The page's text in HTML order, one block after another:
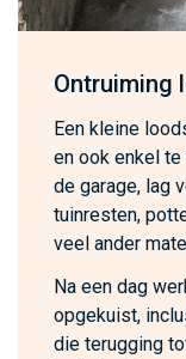
Ontruiming
Een kleine
en ook enkel
de garage, lag
tuinresten,
veel ander
Na een dag
opgekuist,
die terugging